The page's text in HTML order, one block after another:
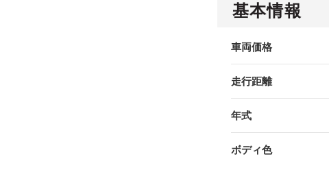
基本情報
車両価格
走行距離
年式
ボディ色